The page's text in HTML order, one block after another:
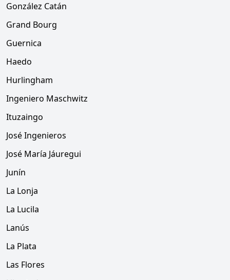
González Catán
Grand Bourg
Guernica
Haedo
Hurlingham
Ingeniero Maschwitz
Ituzaingo
José Ingenieros
José María Jáuregui
Junín
La Lonja
La Lucila
Lanús
La Plata
Las Flores